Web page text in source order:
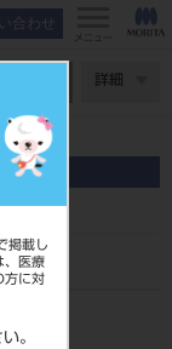
掲載し
、医療
方に対
。
合わせ
メニュー
詳細
用